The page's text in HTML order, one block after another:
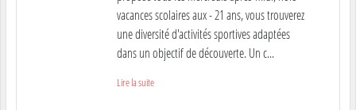
vacances scolaires aux - 21 ans, vous trouverez
une diversité d'activités sportives adaptées
dans un objectif de découverte. Un c...
Lire la suite